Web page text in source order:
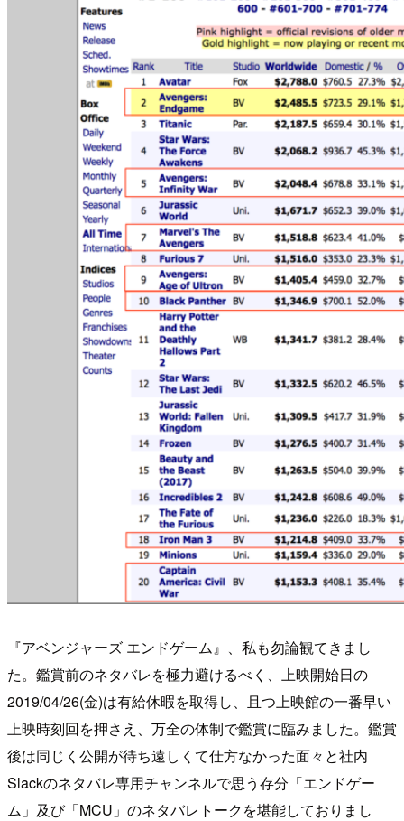
『アベンジャーズ エンドゲーム』、私も勿論観てきまし
た。鑑賞前のネタバレを極力避けるべく、上映開始日の
2019/04/26(金)は有給休暇を取得し、且つ上映館の一番早い
上映時刻回を押さえ、万全の体制で鑑賞に臨みました。鑑賞
後は同じく公開が待ち遠しくて仕方なかった面々と社内
Slackのネタバレ専用チャンネルで思う存分「エンドゲー
ム」及び「MCU」のネタバレトークを堪能しておりまし